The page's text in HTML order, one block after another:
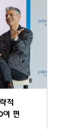
적
여 편